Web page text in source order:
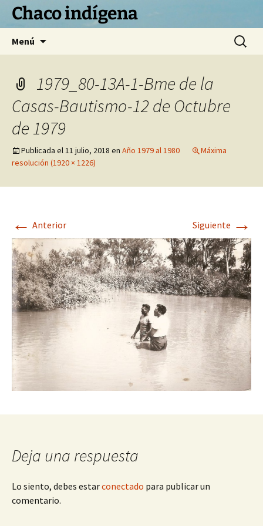
Chaco indígena
Menú Buscar:
1979_80-13A-1-Bme de la
Casas-Bautismo-12 de Octubre
de 1979
Publicada el11 julio, 2018 en Año 1979 al 1980
Máxima
resolución (1920 × 1226)
← Anterior Siguiente →
Deja una respuesta
Lo siento, debes estarconectado para publicar un
comentario.